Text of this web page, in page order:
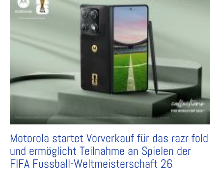
Motorola startet Vorverkauf für das razr fold
und ermöglicht Teilnahme an Spielen der
FIFA Fussball-Weltmeisterschaft 26